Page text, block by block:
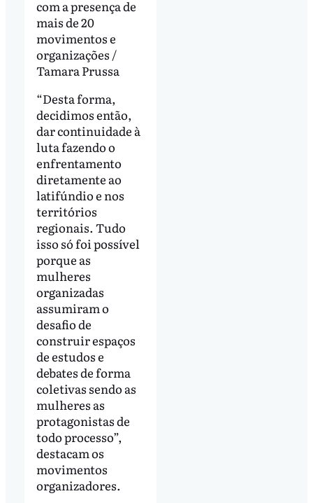
com a presença de
mais de 20
movimentos e
organizações /
Tamara Prussa
“Desta forma,
decidimos então,
dar continuidade à
luta fazendo o
enfrentamento
diretamente ao
latifúndio e nos
territórios
regionais. Tudo
isso só foi possível
porque as
mulheres
organizadas
assumiram o
desafio de
construir espaços
de estudos e
debates de forma
coletivas sendo as
mulheres as
protagonistas de
todo processo”,
destacam os
movimentos
organizadores.